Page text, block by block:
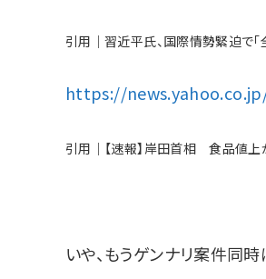
引用｜習近平氏、国際情勢緊迫で
https://
引用｜【速報】岸田首相 食品値上
いや、もうゲンナリ案件同